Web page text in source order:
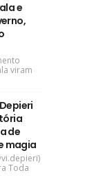
e
viram
de
magia
Toda